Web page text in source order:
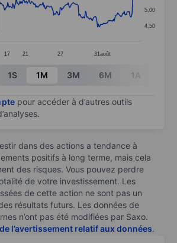
X axis displaying categories.
Y axis displaying values. Data
17 21 27 31 août
4,50
5,00
chart.
1S 1M 3M 6M 1A
pour accéder à d’autres outils
dans des actions a tendance à
positifs à long terme, mais cela
des risques. Vous pouvez perdre
de votre investissement. Les
de cette action ne sont pas un
résultats futurs. Les données de
n’ont pas été modifiées par Saxo.
l’avertissement relatif aux données.